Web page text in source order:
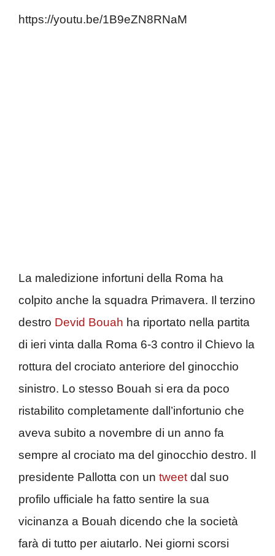
https://youtu.be/1B9eZN8RNaM
La maledizione infortuni della Roma ha
colpito anche la squadra Primavera. Il terzino
destro Devid Bouah ha riportato nella partita
di ieri vinta dalla Roma 6-3 contro il Chievo la
rottura del crociato anteriore del ginocchio
sinistro. Lo stesso Bouah si era da poco
ristabilito completamente dall’infortunio che
aveva subito a novembre di un anno fa
sempre al crociato ma del ginocchio destro. Il
presidente Pallotta con un tweet dal suo
profilo ufficiale ha fatto sentire la sua
vicinanza a Bouah dicendo che la società
farà di tutto per aiutarlo. Nei giorni scorsi